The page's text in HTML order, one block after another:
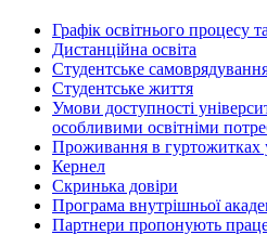
Графік освітнього процесу
Дистанційна освіта
Студентське
Студентське життя
Умови доступності
особливими освітніми
Проживання в гуртожитках
Кернел
Скринька довіри
Програма внутрішньої
Партнери пропонують